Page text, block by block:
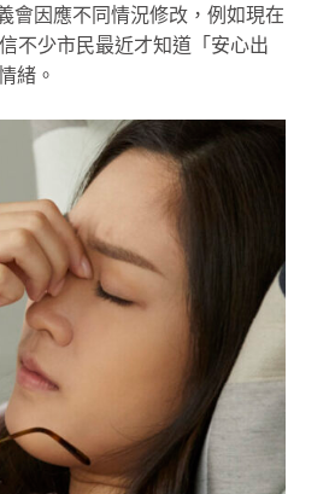
會因應不同情況修改，例如現在
不少市民最近才知道「安心出
緒。